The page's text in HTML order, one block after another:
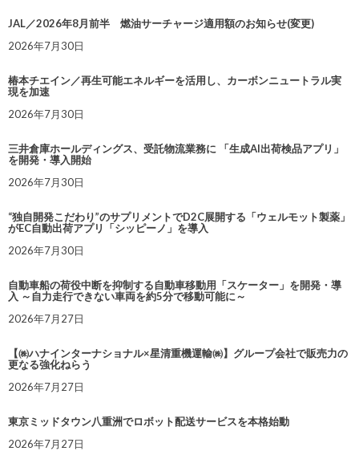
JAL／2026年8月前半 燃油サーチャージ適用額のお知らせ(変更)
2026年7月30日
椿本チエイン／再生可能エネルギーを活用し、カーボンニュートラル実
現を加速
2026年7月30日
三井倉庫ホールディングス、受託物流業務に 「生成AI出荷検品アプリ」
を開発・導入開始
2026年7月30日
“独自開発こだわり”のサプリメントでD2C展開する「ウェルモット製薬」
がEC自動出荷アプリ「シッピーノ」を導入
2026年7月30日
自動車船の荷役中断を抑制する自動車移動用「スケーター」を開発・導
入 ～自力走行できない車両を約5分で移動可能に～
2026年7月27日
【㈱ハナインターナショナル×星清重機運輸㈱】グループ会社で販売力の
更なる強化ねらう
2026年7月27日
東京ミッドタウン八重洲でロボット配送サービスを本格始動
2026年7月27日